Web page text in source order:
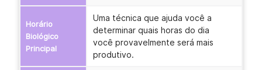
Horário
Biológico
Principal
Uma técnica que ajuda você a
determinar quais horas do dia
você provavelmente será mais
produtivo.